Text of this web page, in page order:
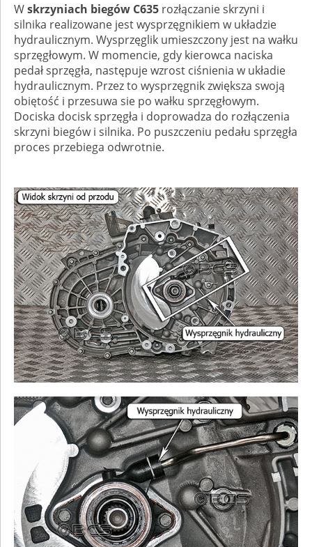
Wskrzyniach biegów C635 rozłączanie skrzyni i
silnika realizowane jest wysprzęgnikiem w układzie
hydraulicznym. Wysprzęglik umieszczony jest na wałku
sprzęgłowym. W momencie, gdy kierowca naciska
pedał sprzęgła, następuje wzrost ciśnienia w układie
hydraulicznym. Przez to wysprzęgnik zwiększa swoją
obiętość i przesuwa sie po wałku sprzęgłowym.
Dociska docisk sprzęgła i doprowadza do rozłączenia
skrzyni biegów i silnika. Po puszczeniu pedału sprzęgła
proces przebiega odwrotnie.